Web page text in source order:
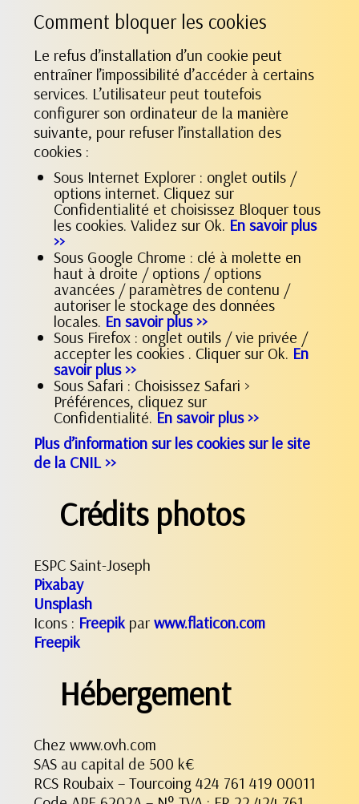
Comment bloquer les cookies
Le refus d’installation d’un cookie peut
entraîner l’impossibilité d’accéder à certains
services. L’utilisateur peut toutefois
configurer son ordinateur de la manière
suivante, pour refuser l’installation des
cookies :
Sous Internet Explorer : onglet outils /
options internet. Cliquez sur
Confidentialité et choisissez Bloquer tous
les cookies. Validez sur Ok. En savoir plus
>>
Sous Google Chrome : clé à molette en
haut à droite / options / options
avancées / paramètres de contenu /
autoriser le stockage des données
locales. En savoir plus >>
Sous Firefox : onglet outils / vie privée /
accepter les cookies . Cliquer sur Ok. En
savoir plus >>
Sous Safari : Choisissez Safari >
Préférences, cliquez sur
Confidentialité. En savoir plus >>
Plus d’information sur les cookies sur le site
de la CNIL >>
Crédits photos
ESPC Saint-Joseph
Pixabay
Unsplash
Icons : Freepikpar www.flaticon.com
Freepik
Hébergement
Chez www.ovh.com
SAS au capital de 500 k€
RCS Roubaix – Tourcoing 424 761 419 00011